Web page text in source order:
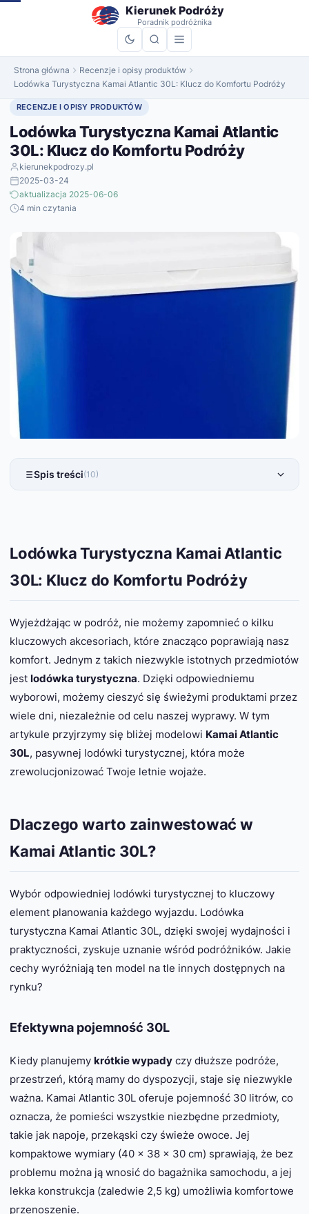
do
Kierunek Podróży
Poradnik podróżnika
Strona główna
Recenzje i opisy produktów
Lodówka Turystyczna Kamai Atlantic 30L: Klucz do Komfortu Podróży
RECENZJE I OPISY PRODUKTÓW
Lodówka Turystyczna Kamai Atlantic
30L: Klucz do Komfortu Podróży
kierunekpodrozy.pl
2025-03-24
aktualizacja 2025-06-06
4 min czytania
Spis treści(10)
Lodówka Turystyczna Kamai Atlantic
30L: Klucz do Komfortu Podróży
Wyjeżdżając w podróż, nie możemy zapomnieć o kilku
kluczowych akcesoriach, które znacząco poprawiają nasz
komfort. Jednym z takich niezwykle istotnych przedmiotów
jest lodówka turystyczna. Dzięki odpowiedniemu
wyborowi, możemy cieszyć się świeżymi produktami przez
wiele dni, niezależnie od celu naszej wyprawy. W tym
artykule przyjrzymy się bliżej modelowi Kamai Atlantic
30L, pasywnej lodówki turystycznej, która może
zrewolucjonizować Twoje letnie wojaże.
Dlaczego warto zainwestować w
Kamai Atlantic 30L?
Wybór odpowiedniej lodówki turystycznej to kluczowy
element planowania każdego wyjazdu. Lodówka
turystyczna Kamai Atlantic 30L, dzięki swojej wydajności i
praktyczności, zyskuje uznanie wśród podróżników. Jakie
cechy wyróżniają ten model na tle innych dostępnych na
rynku?
Efektywna pojemność 30L
Kiedy planujemy krótkie wypady czy dłuższe podróże,
przestrzeń, którą mamy do dyspozycji, staje się niezwykle
ważna. Kamai Atlantic 30L oferuje pojemność 30 litrów, co
oznacza, że pomieści wszystkie niezbędne przedmioty,
takie jak napoje, przekąski czy świeże owoce. Jej
kompaktowe wymiary (40 x 38 x 30 cm) sprawiają, że bez
problemu można ją wnosić do bagażnika samochodu, a jej
lekka konstrukcja (zaledwie 2,5 kg) umożliwia komfortowe
przenoszenie.